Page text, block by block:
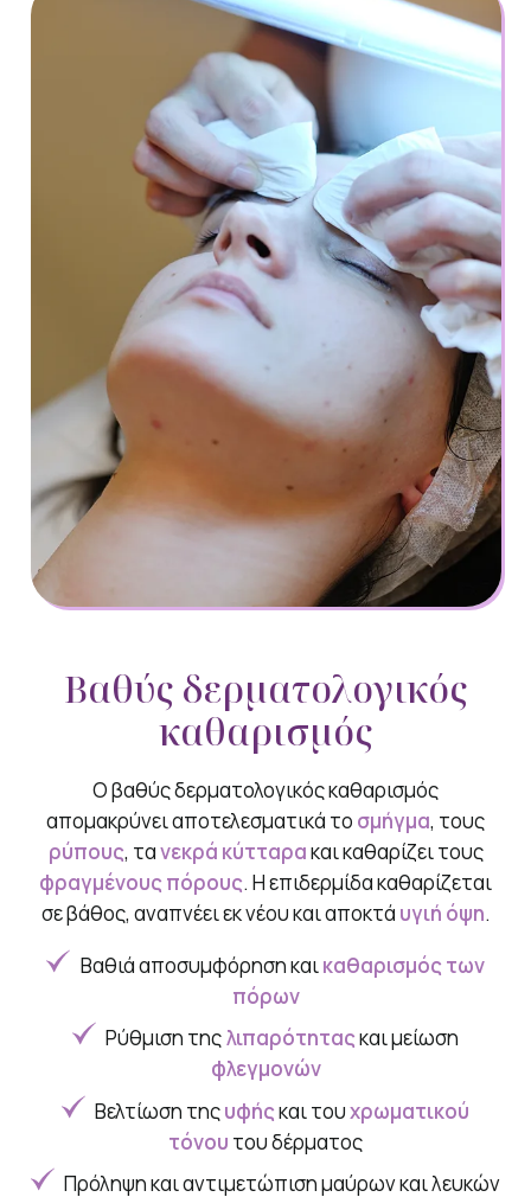
Βαθύς δερματολογικός
καθαρισμός
Ο βαθύς δερματολογικός καθαρισμός
απομακρύνει αποτελεσματικά το σμήγμα, τους
ρύπους, τανεκρά κύτταρακαι καθαρίζει τους
φραγμένους πόρους. Η επιδερμίδα καθαρίζεται
σε βάθος, αναπνέει εκ νέου και αποκτά υγιή όψη.
Βαθιά αποσυμφόρηση καικαθαρισμός των
πόρων
Ρύθμιση τηςλιπαρότηταςκαι μείωση
φλεγμονών
Βελτίωση τηςυφήςκαι τουχρωματικού
τόνου του δέρματος
Πρόληψη και αντιμετώπιση μαύρων και λευκών